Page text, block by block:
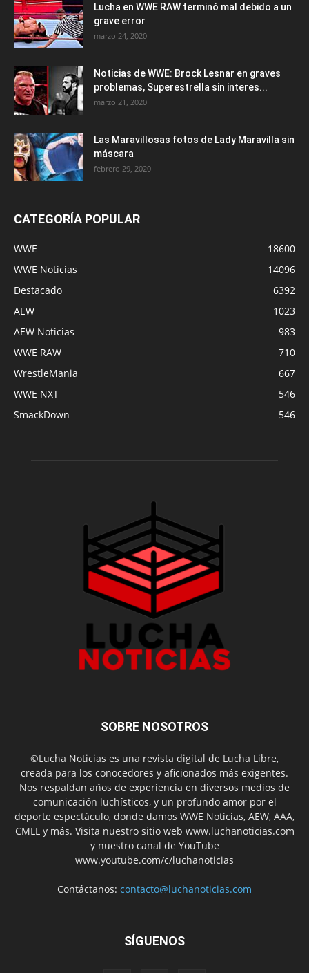
Lucha en WWE RAW terminó mal debido a un
grave error
marzo 24, 2020
Noticias de WWE: Brock Lesnar en graves
problemas, Superestrella sin interes...
marzo 21, 2020
Las Maravillosas fotos de Lady Maravilla sin
máscara
febrero 29, 2020
CATEGORÍA POPULAR
WWE
18600
WWE Noticias
14096
Destacado
6392
AEW
1023
AEW Noticias
983
WWE RAW
710
WrestleMania
667
WWE NXT
546
SmackDown
546
SOBRE NOSOTROS
©Lucha Noticias es una revista digital de Lucha Libre,
creada para los conocedores y aficionados más exigentes.
Nos respaldan años de experiencia en diversos medios de
comunicación luchísticos, y un profundo amor por el
deporte espectáculo, donde damos WWE Noticias, AEW, AAA,
CMLL y más. Visita nuestro sitio web www.luchanoticias.com
y nuestro canal de YouTube
www.youtube.com/c/luchanoticias
Contáctanos: contacto@luchanoticias.com
SÍGUENOS